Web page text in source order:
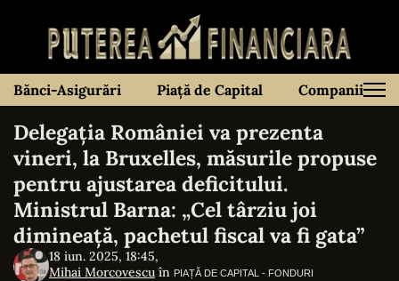
Bănci-Asigurări Piață de Capital Companii
Delegația României va prezenta
vineri, la Bruxelles, măsurile propuse
pentru ajustarea deficitului.
Ministrul Barna: „Cel târziu joi
dimineaţă, pachetul fiscal va fi gata”
18 iun. 2025, 18:45,
Mihai Morcovescu în PIAȚĂ DE CAPITAL - FONDURI